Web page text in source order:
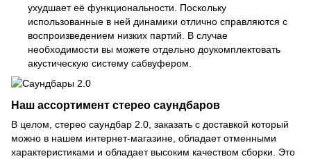
ухудшает её функциональности. Поскольку
использованные в ней динамики отлично справляются с
воспроизведением низких партий. В случае
необходимости вы можете отдельно доукомплектовать
акустическую систему сабвуфером.
Наш ассортимент стерео саундбаров
В целом, стерео саундбар 2.0, заказать с доставкой который
можно в нашем интернет-магазине, обладает отменными
характеристиками и обладает высоким качеством сборки. Это